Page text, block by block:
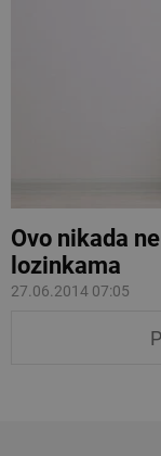
Ovo nikada
lozinkama
27.06.2014 07:05